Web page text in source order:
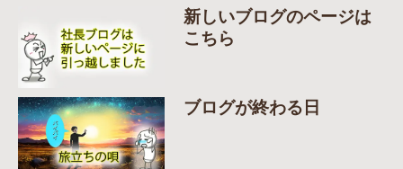
新しいブログのページは
こちら
ブログが終わる日